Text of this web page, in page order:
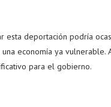
esta deportación podría
economía ya
para el gobierno.